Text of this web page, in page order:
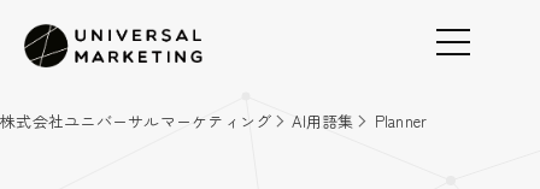
株式会社ユニバーサルマーケティング AI用語集 Planner